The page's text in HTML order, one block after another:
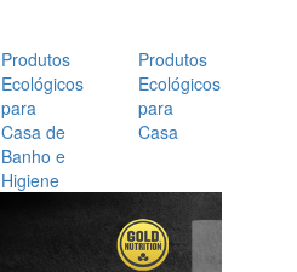
Produtos
Ecológicos
para
Casa de
Banho e
Higiene
Produtos
Ecológicos
para
Casa